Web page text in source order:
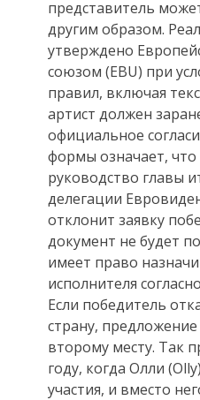
представитель
другим образом.
утверждено
союзом (EBU) при
правил, включая
артист должен
официальное
формы означает,
руководство главы
делегации
отклонит заявку
документ не будет
имеет право
исполнителя
Если победитель
страну,
второму месту. Так
году, когда Олли
участия, и вместо